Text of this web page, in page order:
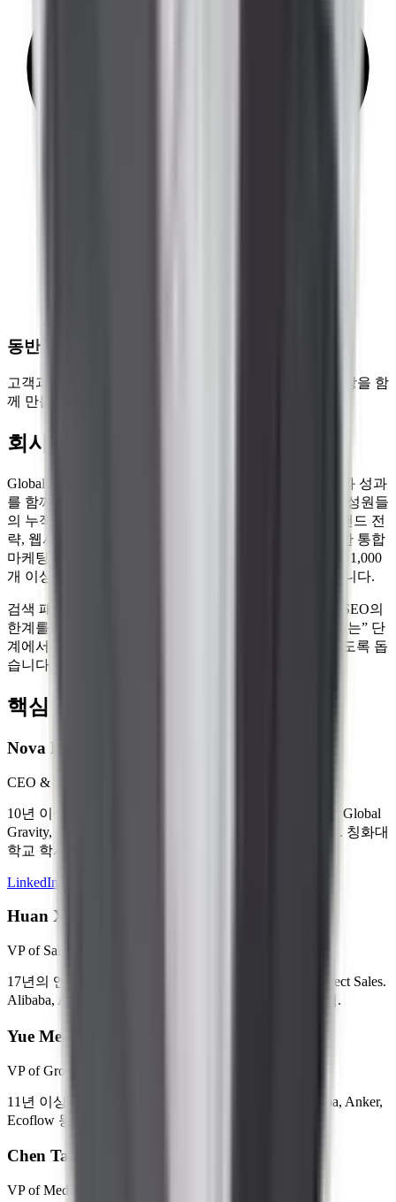
동반 성장
고객과 깊은 협력 관계를 구축하고 장기적인 브랜드 성장을 함
께 만듭니다.
회사 소개
Global Gravity는 AI 기반 GEO 서비스 기업이자 브랜드와 성과
를 함께 성장시키는 글로벌 마케팅 파트너입니다. 팀 구성원들
의 누적 17년 해외 시장 경험을 바탕으로 시장 조사, 브랜드 전
략, 웹사이트 구축, 트래픽 운영, 콘텐츠 마케팅을 포함한 통합
마케팅 서비스를 제공하며 100개 이상 국가와 지역에서 1,000
개 이상 글로벌 브랜드의 효율적인 성장을 지원해 왔습니다.
검색 패러다임이 변화하는 지금, Global Gravity는 전통 SEO의
한계를 넘어 GEO 기술로 브랜드가 “사용자에게 검색되는” 단
계에서 “AI가 이해하고 인용할 수 있는” 단계로 전환하도록 돕
습니다.
핵심 팀
Nova Liu
CEO & Founder
10년 이상 소비재 산업, 산업 투자 및 인큐베이션 경험. Global
Gravity, Shaqiu Capital, Beijing Chuangyegongshe 창업자. 칭화대
학교 학사/MBA.
LinkedIn
Huan Xia
VP of Sales
17년의 엔터프라이즈 고객 개발 경험. 전 Microsoft Direct Sales.
Alibaba, Anker, Govee 등 크로스보더 고객 서비스 경험.
Yue Meng
VP of Growth
11년 이상 DTC 통합 마케팅 경험. 전 Microsoft. Alibaba, Anker,
Ecoflow 등 브랜드의 대규모 광고 집행 경험.
Chen Tang
VP of Media